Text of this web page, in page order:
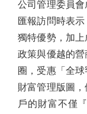
公司管理委員
匯報訪問時表
獨特優勢，加
政策與優越的
圈，受惠「全
財富管理版圖
戶的財富不僅